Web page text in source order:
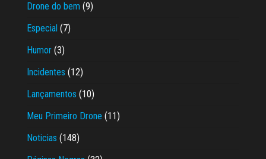
Drone do bem (9)
Especial (7)
Humor (3)
Incidentes (12)
Lançamentos (10)
Meu Primeiro Drone (11)
Noticias (148)